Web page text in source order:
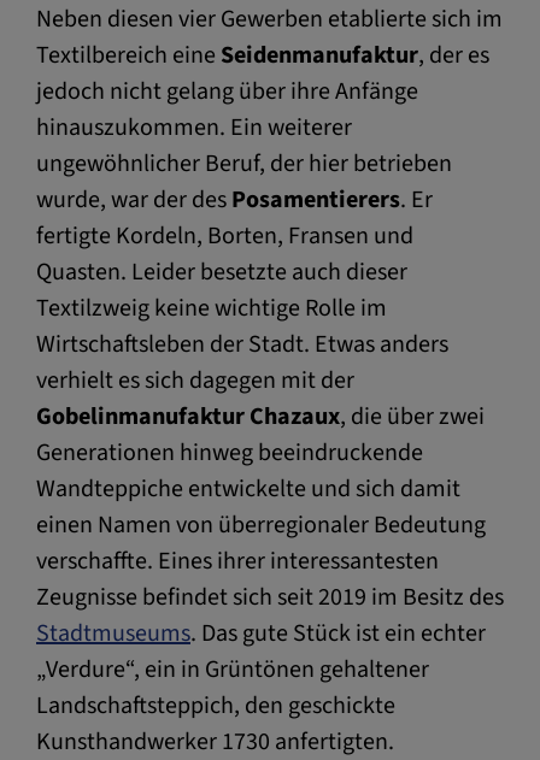
Neben diesen vier Gewerben etablierte sich im
Textilbereich eine Seidenmanufaktur, der es
jedoch nicht gelang über ihre Anfänge
hinauszukommen. Ein weiterer
ungewöhnlicher Beruf, der hier betrieben
wurde, war der desPosamentierers. Er
fertigte Kordeln, Borten, Fransen und
Quasten. Leider besetzte auch dieser
Textilzweig keine wichtige Rolle im
Wirtschaftsleben der Stadt. Etwas anders
verhielt es sich dagegen mit der
GobelinmanufakturChazaux, die über zwei
Generationen hinweg beeindruckende
Wandteppiche entwickelte und sich damit
einen Namen von überregionaler Bedeutung
verschaffte. Eines ihrer interessantesten
Zeugnisse befindet sich seit 2019 im Besitz des
Stadtmuseums. Das gute Stück ist ein echter
„Verdure“, ein in Grüntönen gehaltener
Landschaftsteppich, den geschickte
Kunsthandwerker 1730 anfertigten.